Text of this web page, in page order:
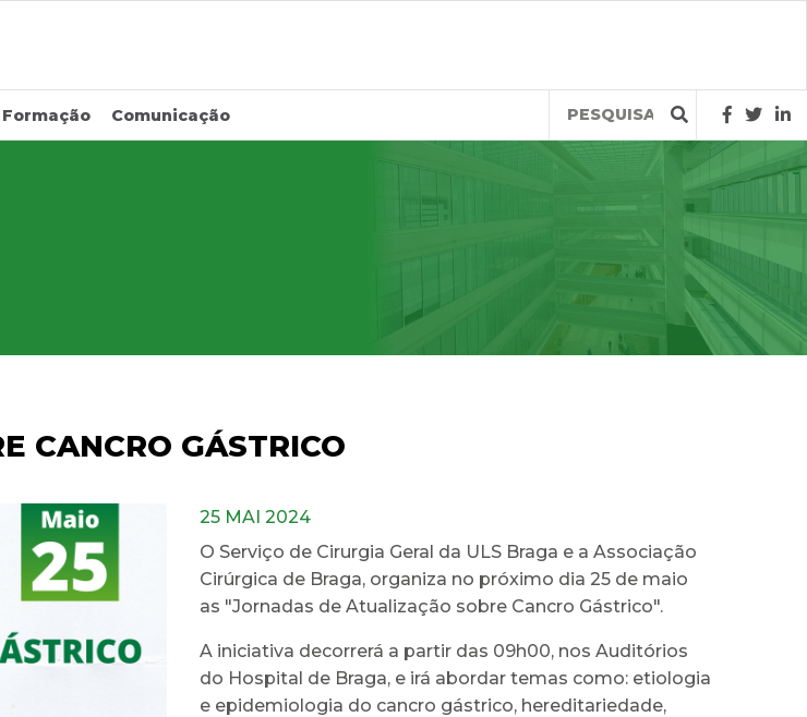
Comunicação
Query
CANCRO GÁSTRICO
25 MAI 2024
O Serviço de Cirurgia Geral da ULS Braga e a Associação
Cirúrgica de Braga, organiza no próximo dia 25 de maio
as "Jornadas de Atualização sobre Cancro Gástrico".
A iniciativa decorrerá a partir das 09h00, nos Auditórios
do Hospital de Braga, e irá abordar temas como: etiologia
e epidemiologia do cancro gástrico, hereditariedade,